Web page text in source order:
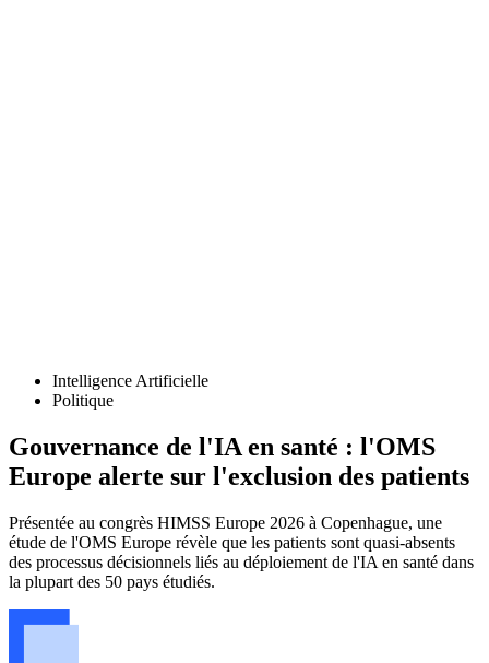
Intelligence Artificielle
Politique
Gouvernance de l'IA en santé : l'OMS
Europe alerte sur l'exclusion des patients
Présentée au congrès HIMSS Europe 2026 à Copenhague, une
étude de l'OMS Europe révèle que les patients sont quasi-absents
des processus décisionnels liés au déploiement de l'IA en santé dans
la plupart des 50 pays étudiés.